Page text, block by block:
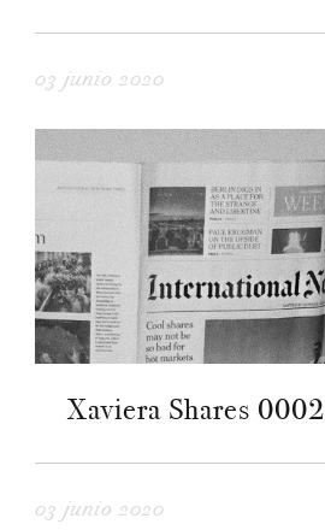
03 junio 2020
Xaviera Shares 0002
03 junio 2020